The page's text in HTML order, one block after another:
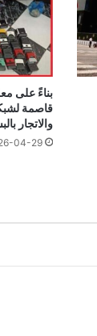
بناءً على
قاصمة
والاتجار
04-29